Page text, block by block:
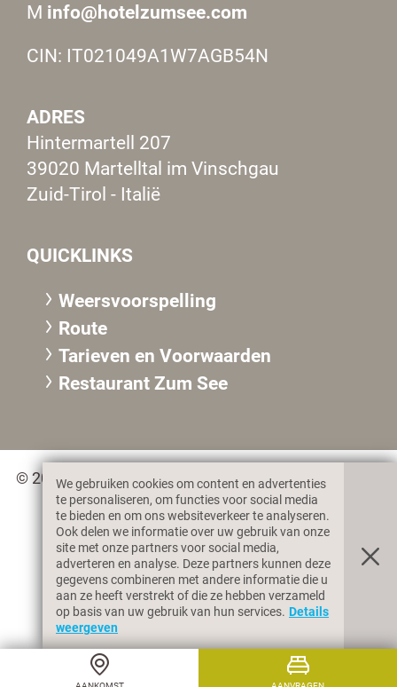
M info@hotelzumsee.com
CIN: IT021049A1W7AGB54N
ADRES
Hintermartell 207
39020 Martelltal im Vinschgau
Zuid-Tirol - Italië
QUICKLINKS
Weersvoorspelling
Route
Tarieven en Voorwaarden
Restaurant Zum See
© 2026 Gasthof zum See des Marcel Fleischmann &
Co. KG, MwSt. IT02359360217
Impressum Privacy & Cookies
produced by
We gebruiken cookies om content en advertenties
te personaliseren, om functies voor social media
te bieden en om ons websiteverkeer te analyseren.
Ook delen we informatie over uw gebruik van onze
site met onze partners voor social media,
adverteren en analyse. Deze partners kunnen deze
gegevens combineren met andere informatie die u
aan ze heeft verstrekt of die ze hebben verzameld
op basis van uw gebruik van hun services. Details
weergeven